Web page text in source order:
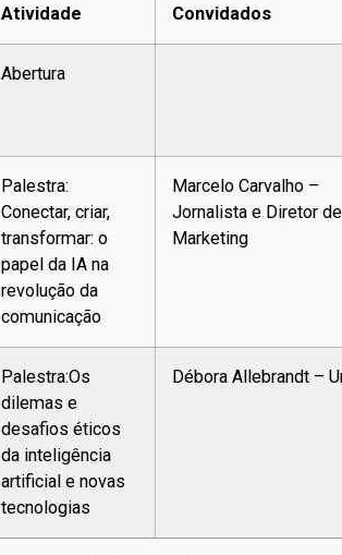
Atividade Convidados
Abertura
Palestra:
Conectar, criar,
transformar: o
papel da IA na
revolução da
comunicação
Marcelo Carvalho –
Jornalista e Diretor de
Marketing
Palestra:Os
dilemas e
desafios éticos
da inteligência
artificial e novas
tecnologias
Débora Allebrandt –